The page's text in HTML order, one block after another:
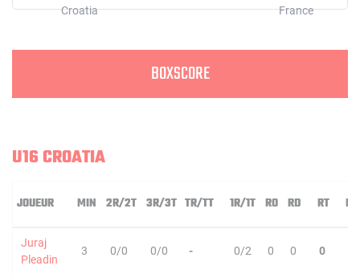
BOXSCORE
U16 CROATIA
JOUEUR MIN 2R/2T 3R/3T TR/TT 1R/1T RO RD RT PD
Juraj
Pleadin
3 0/0 0/0 - 0/2 0 0 0